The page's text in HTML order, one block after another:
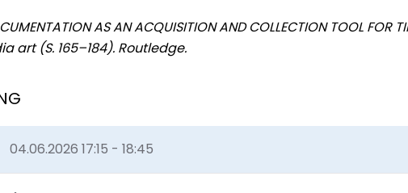
AS AN ACQUISITION AND COLLECTION TOOL FOR
art (S. 165–184). Routledge.
04.06.2026 17:15 - 18:45